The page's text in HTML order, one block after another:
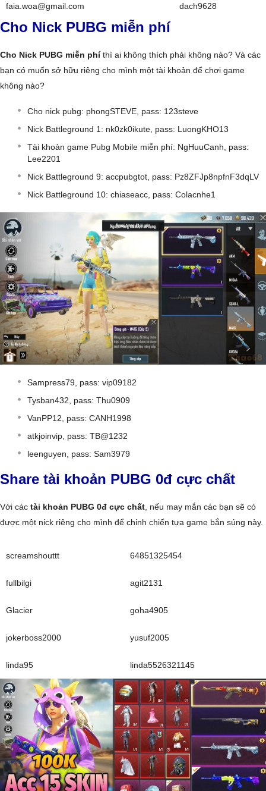
faia.woa@gmail.com dach9628
Cho Nick PUBG miễn phí
Cho Nick PUBG miễn phíthì ai không thích phải không nào? Và các
bạn có muốn sở hữu riêng cho mình một tài khoản để chơi game
không nào?
Cho nick pubg: phongSTEVE, pass: 123steve
Nick Battleground 1: nk0zk0ikute, pass: LuongKHO13
Tài khoản game Pubg Mobile miễn phí: NgHuuCanh, pass:
Lee2201
Nick Battleground 9: accpubgtot, pass: Pz8ZFJp8npfnF3dqLV
Nick Battleground 10: chiaseacc, pass: Colacnhe1
Sampress79, pass: vip09182
Tysban432, pass: Thu0909
VanPP12, pass: CANH1998
atkjoinvip, pass: TB@1232
leenguyen, pass: Sam3979
Share tài khoản PUBG 0đ cực chất
Với các tài khoản PUBG 0đ cực chất , nếu may mắn các bạn sẽ có
được một nick riêng cho mình để chinh chiến tựa game bắn súng này.
screamshouttt 64851325454
fullbilgi agit2131
Glacier goha4905
jokerboss2000 yusuf2005
linda95 linda5526321145